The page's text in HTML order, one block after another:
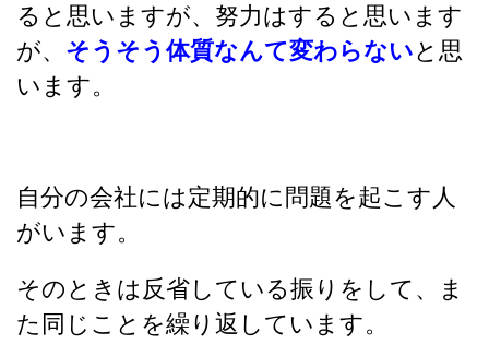
ると思いますが、努力はすると思います
が、 そうそう体質なんて変わらないと思
います。
自分の会社には定期的に問題を起こす人
がいます。
そのときは反省している振りをして、ま
た同じことを繰り返しています。